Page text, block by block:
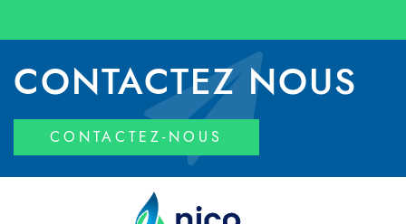
CONTACTEZ NOUS
CONTACTEZ-NOUS